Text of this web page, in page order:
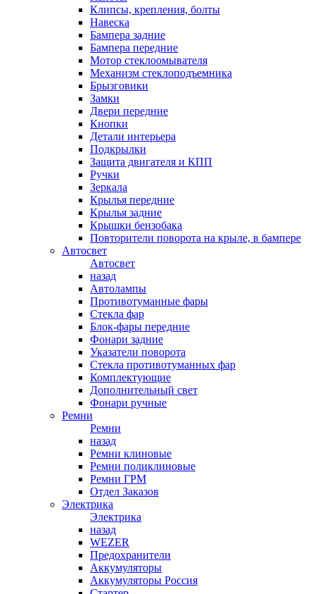
Клипсы, крепления, болты
Навеска
Бампера задние
Бампера передние
Мотор стеклоомывателя
Механизм стеклоподъемника
Брызговики
Замки
Двери передние
Кнопки
Детали интерьера
Подкрылки
Защита двигателя и КПП
Ручки
Зеркала
Крылья передние
Крылья задние
Крышки бензобака
Повторители поворота на крыле, в бампере
Автосвет
Автосвет
назад
Автолампы
Противотуманные фары
Стекла фар
Блок-фары передние
Фонари задние
Указатели поворота
Стекла противотуманных фар
Комплектующие
Дополнительный свет
Фонари ручные
Ремни
Ремни
назад
Ремни клиновые
Ремни поликлиновые
Ремни ГРМ
Отдел Заказов
Электрика
Электрика
назад
WEZER
Предохранители
Аккумуляторы
Аккумуляторы Россия